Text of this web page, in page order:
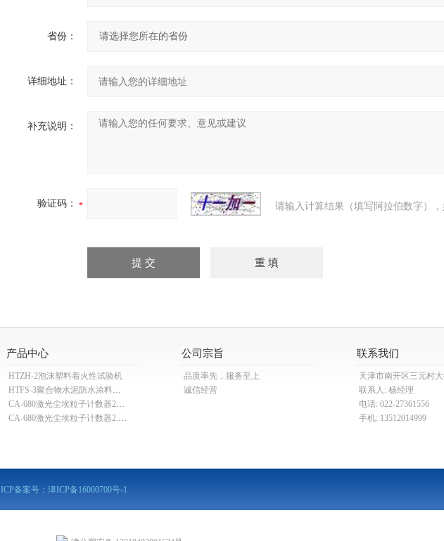
省份：
详细地址：
补充说明：
验证码： 请输入计算结果（填写阿拉伯数字）
产品中心
HTZH-2泡沫塑料着火性试验机
HTFS-3聚合物水泥防水涂料分散机
CA-680激光尘埃粒子计数器28.3L
CA-680激光尘埃粒子计数器2.83L
公司宗旨
品质率先，服务至上
诚信经营
联系我们
天津市南开区三元村
联系人: 杨经理
电话: 022-27361556
手机: 13512014999
ICP备案号： 津ICP备16000700号-1